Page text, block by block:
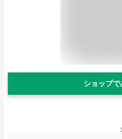
ショップで